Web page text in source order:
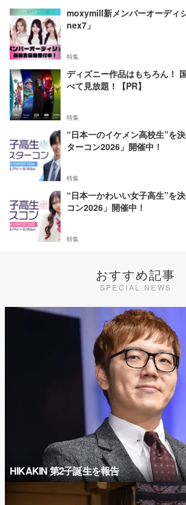
moxymill新メンバーオーディ
nex7」
特集
ディズニー作品はもちろん！
べて見放題！【PR】
特集
“日本一のイケメン高校生”を
ターコン2026」開催中！
特集
“日本一かわいい女子高生”を
コン2026」開催中！
特集
おすすめ記事
SPECIAL NEWS
HIKAKIN 第2子誕生を報告